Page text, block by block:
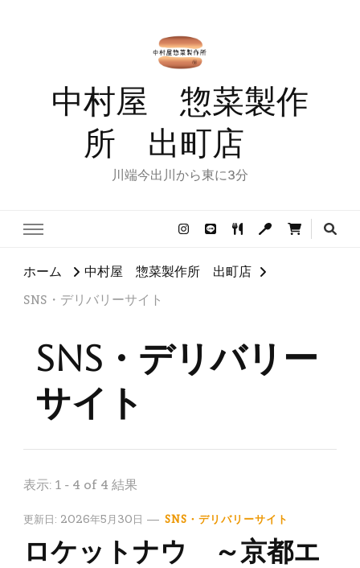
中村屋 惣菜製作
所 出町店
川端今出川から東に3分
ホーム
中村屋 惣菜製作所 出町店
SNS・デリバリーサイト
SNS・デリバリー
サイト
表示: 1 - 4 of 4 結果
更新日: 2026年5月30日 SNS・デリバリーサイト
ロケットナウ ～京都エ